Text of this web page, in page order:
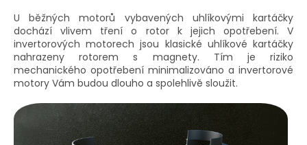
U běžných motorů vybavených uhlíkovými kartáčky
dochází vlivem tření o rotor k jejich opotřebení. V
invertorových motorech jsou klasické uhlíkové kartáčky
nahrazeny rotorem s magnety. Tím je riziko
mechanického opotřebení minimalizováno a invertorové
motory Vám budou dlouho a spolehlivě sloužit.